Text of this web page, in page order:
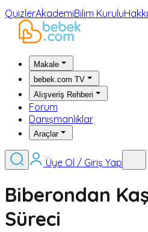
QuizlerAkademiBilim Kurulu
Makale
bebek.com TV
Alışveriş Rehberi
Forum
Danışmanlıklar
Araçlar
Üye Ol / Giriş Yap
Biberondan
Süreci